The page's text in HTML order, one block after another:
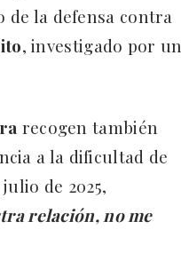
de la defensa contra
, investigado por un
recogen también
a la dificultad de
de 2025,
relación, no me